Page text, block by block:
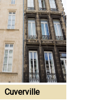
Cuverville